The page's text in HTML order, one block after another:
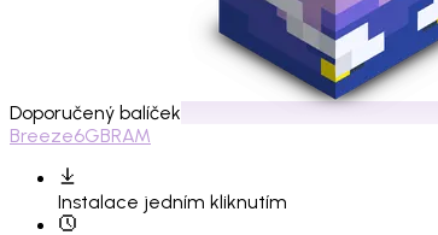
Doporučený balíček
Breeze6GBRAM
Instalace jedním kliknutím